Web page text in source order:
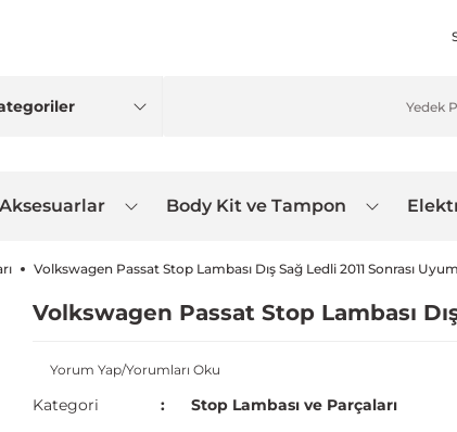
Aksesuarlar Body Kit ve Tampon
Volkswagen Passat Stop Lambası Dış Sağ Ledli 2011 Sonrası
Volkswagen Passat Stop Lambası
Yorum Yap/Yorumları Oku
Kategori Stop Lambası ve Parçaları